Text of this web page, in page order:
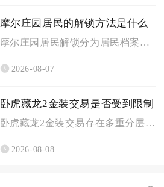
摩尔庄园居民的解锁方法是什么
摩尔庄园居民解锁分为居民档案图鉴点亮与家园来访解锁两大核心途...
2026-08-07
卧虎藏龙2金装交易是否受到限制
卧虎藏龙2金装交易存在多重分层限制，金装能否流通完全由装备绑...
2026-08-08